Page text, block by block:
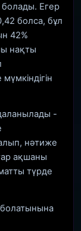
болады. Егер
болса, бұл
42%
нақты
-
нәтиже
ақшаны
түрде
болатынына